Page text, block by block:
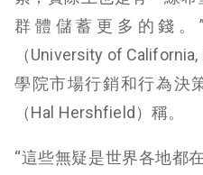
群體儲蓄更多的錢
（University of
學院市場行銷和行為決
（Hal Hershfield）稱。
“這些無疑是世界各地都